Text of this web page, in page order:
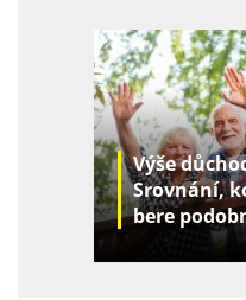
Výše
Srovnání,
bere